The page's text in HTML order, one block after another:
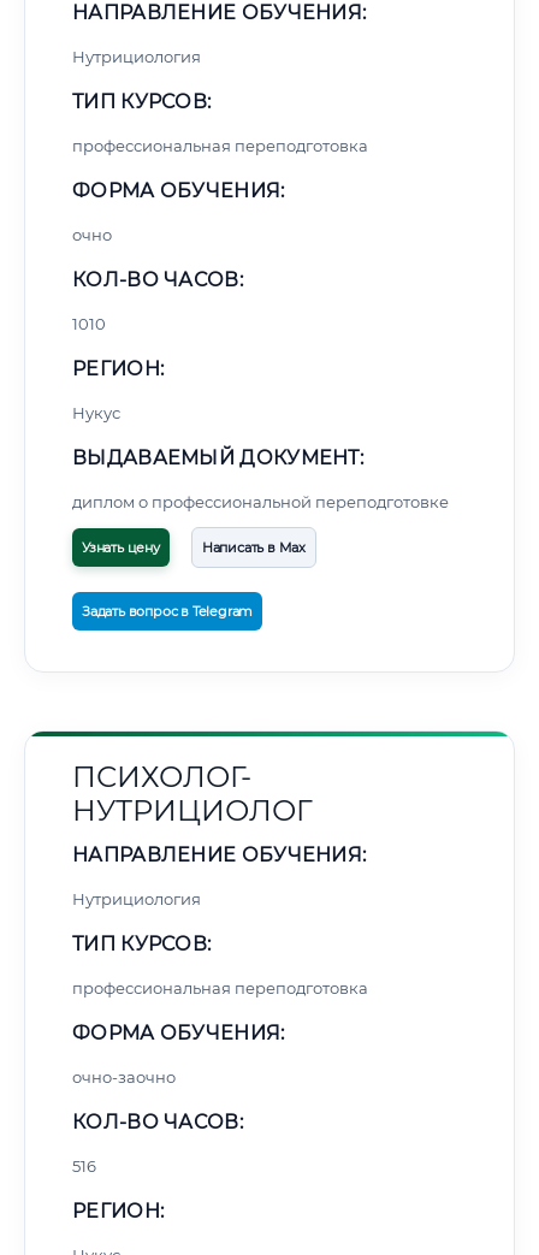
НАПРАВЛЕНИЕ ОБУЧЕНИЯ:
Нутрициология
ТИП КУРСОВ:
профессиональная переподготовка
ФОРМА ОБУЧЕНИЯ:
очно
КОЛ-ВО ЧАСОВ:
1010
РЕГИОН:
Нукус
ВЫДАВАЕМЫЙ ДОКУМЕНТ:
диплом о профессиональной переподготовке
Узнать цену Написать в Max
Задать вопрос в Telegram
ПСИХОЛОГ-
НУТРИЦИОЛОГ
НАПРАВЛЕНИЕ ОБУЧЕНИЯ:
Нутрициология
ТИП КУРСОВ:
профессиональная переподготовка
ФОРМА ОБУЧЕНИЯ:
очно-заочно
КОЛ-ВО ЧАСОВ:
516
РЕГИОН: